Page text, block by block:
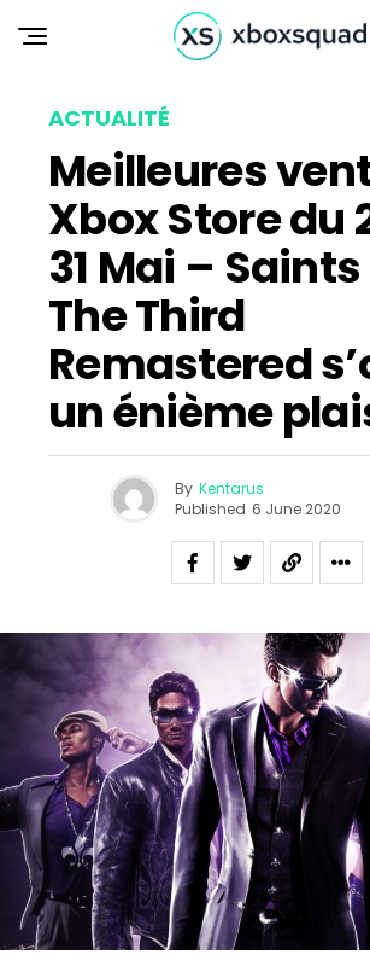
ACTUALITÉ
Meilleures
Xbox Store du
31 Mai –
The Third
Remastered
un énième
By Kentarus
Published 6 June 2020